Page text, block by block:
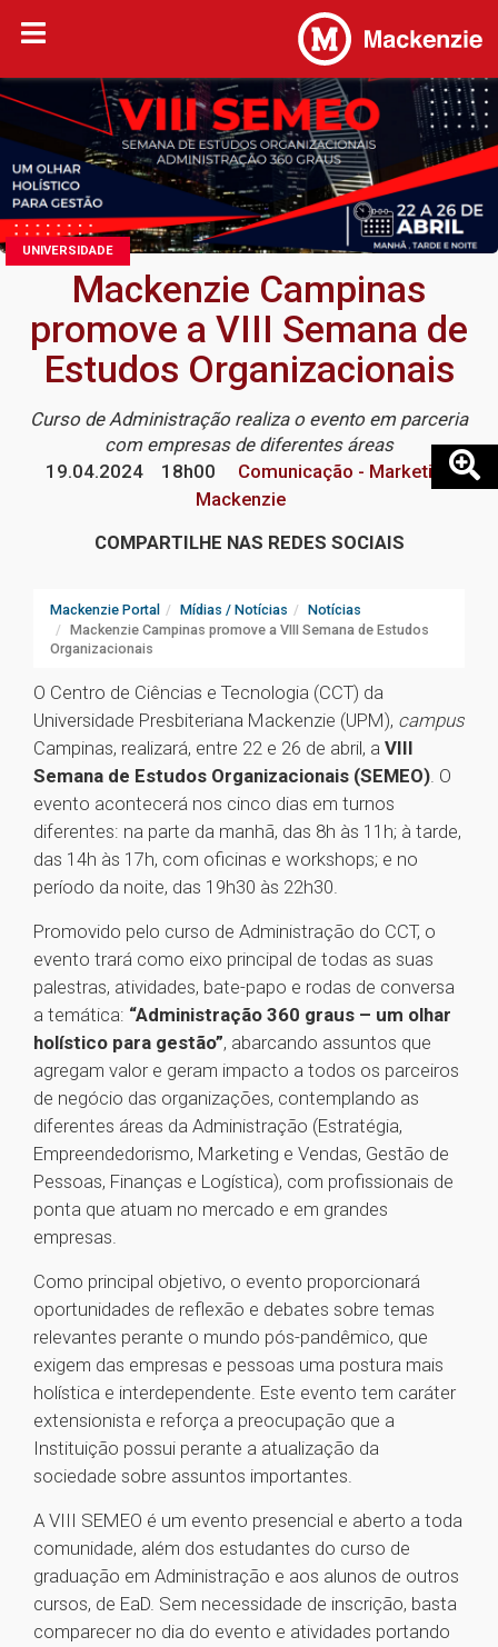
UNIVERSIDADE
Mackenzie Campinas
promove a VIII Semana de
Estudos Organizacionais
Curso de Administração realiza o evento em parceria
com empresas de diferentes áreas
19.04.2024
18h00
Comunicação - Marketing
Mackenzie
COMPARTILHE NAS REDES SOCIAIS
Mackenzie Portal Mídias / Notícias
Notícias
Mackenzie Campinas promove a VIII Semana de Estudos
Organizacionais
O Centro de Ciências e Tecnologia (CCT) da
Universidade Presbiteriana Mackenzie (UPM), campus
Campinas, realizará, entre 22 e 26 de abril, a VIII
Semana de Estudos Organizacionais (SEMEO). O
evento acontecerá nos cinco dias em turnos
diferentes: na parte da manhã, das 8h às 11h; à tarde,
das 14h às 17h, com oficinas e workshops; e no
período da noite, das 19h30 às 22h30.
Promovido pelo curso de Administração do CCT, o
evento trará como eixo principal de todas as suas
palestras, atividades, bate-papo e rodas de conversa
a temática: “Administração 360 graus – um olhar
holístico para gestão”, abarcando assuntos que
agregam valor e geram impacto a todos os parceiros
de negócio das organizações, contemplando as
diferentes áreas da Administração (Estratégia,
Empreendedorismo, Marketing e Vendas, Gestão de
Pessoas, Finanças e Logística), com profissionais de
ponta que atuam no mercado e em grandes
empresas.
Como principal objetivo, o evento proporcionará
oportunidades de reflexão e debates sobre temas
relevantes perante o mundo pós-pandêmico, que
exigem das empresas e pessoas uma postura mais
holística e interdependente. Este evento tem caráter
extensionista e reforça a preocupação que a
Instituição possui perante a atualização da
sociedade sobre assuntos importantes.
A VIII SEMEO é um evento presencial e aberto a toda
comunidade, além dos estudantes do curso de
graduação em Administração e aos alunos de outros
cursos, de EaD. Sem necessidade de inscrição, basta
comparecer no dia do evento e atividades portando